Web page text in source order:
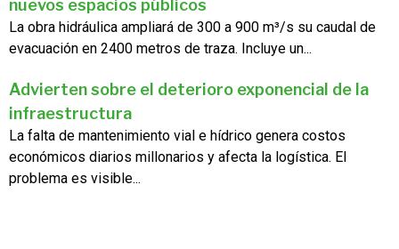
nuevos espacios públicos
La obra hidráulica ampliará de 300 a 900 m³/s su caudal de
evacuación en 2400 metros de traza. Incluye un...
Advierten sobre el deterioro exponencial de la
infraestructura
La falta de mantenimiento vial e hídrico genera costos
económicos diarios millonarios y afecta la logística. El
problema es visible...